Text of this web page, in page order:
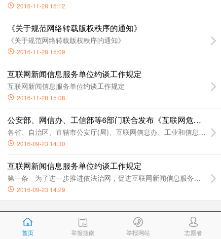
首页 举报指南 举报网站 志愿者
2016-11-28 15:12
《关于规范网络转载版权秩序的通知》
《关于规范网络转载版权秩序的通知》
2016-11-28 15:09
互联网新闻信息服务单位约谈工作规定
互联网新闻信息服务单位约谈工作规定
2016-11-28 15:08
公安部、网信办、工信部等6部门联合发布《互联网危险物品
各省、自治区、直辖市公安厅(局)、互联网信息办、工业和信息化厅
2016-09-23 14:30
互联网新闻信息服务单位约谈工作规定
第一条 为了进一步推进依法治网，促进互联网新闻信息服务单位依
2016-09-23 14:29